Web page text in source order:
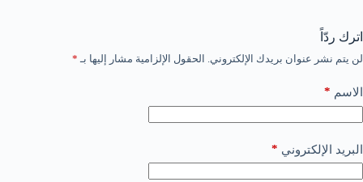
اترك ردّاً
لن يتم نشر عنوان بريدك الإلكتروني. الحقول الإلزامية مشار إليها بـ *
الاسم *
البريد الإلكتروني *